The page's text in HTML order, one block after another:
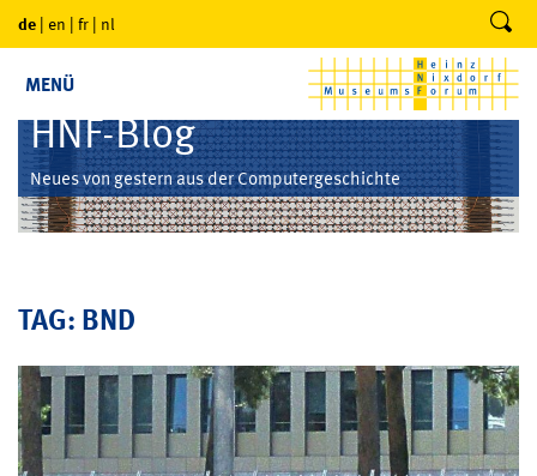
de | en | fr | nl
MENÜ
HNF-Blog
Neues von gestern aus der Computergeschichte
TAG: BND